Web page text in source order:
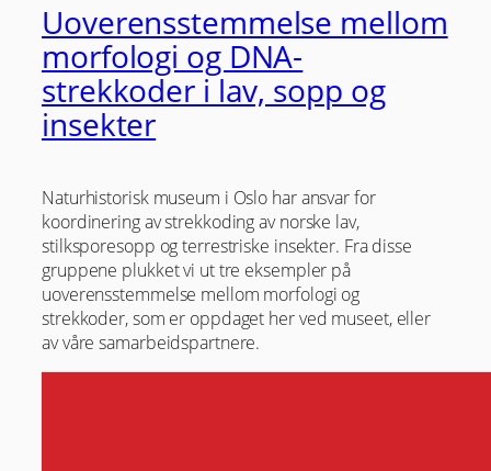
Uoverensstemmelse mellom
morfologi og DNA-
strekkoder i lav, sopp og
insekter
Naturhistorisk museum i Oslo har ansvar for
koordinering av strekkoding av norske lav,
stilksporesopp og terrestriske insekter. Fra disse
gruppene plukket vi ut tre eksempler på
uoverensstemmelse mellom morfologi og
strekkoder, som er oppdaget her ved museet, eller
av våre samarbeidspartnere.